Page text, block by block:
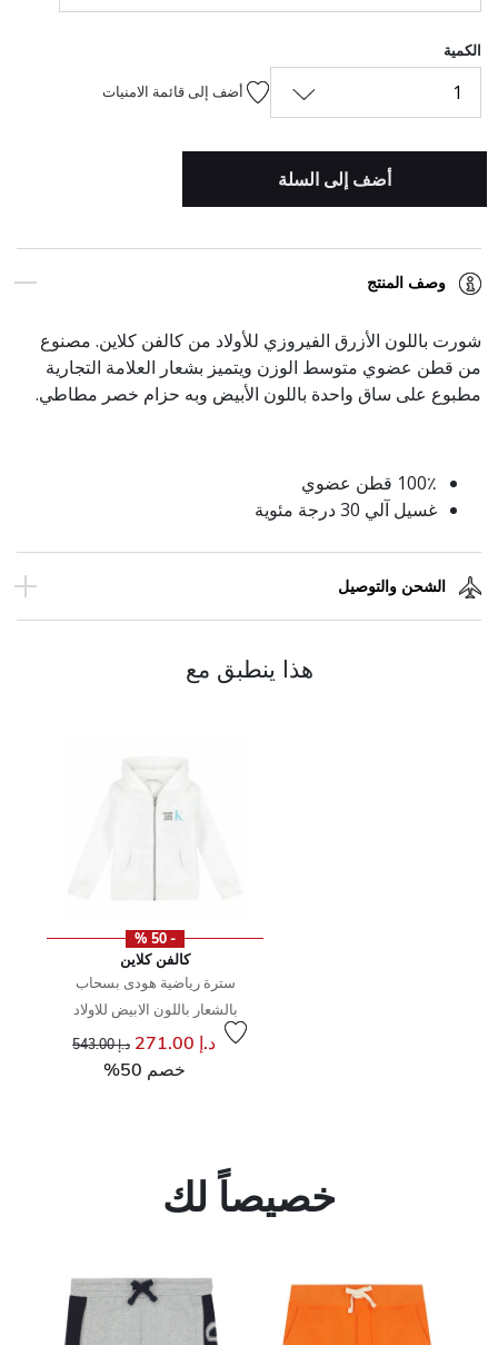
الكمية
1 أضف إلى قائمة الامنيات
أضف إلى السلة
وصف المنتج
شورت باللون الأزرق الفيروزي للأولاد من كالفن كلاين. مصنوع
من قطن عضوي متوسط الوزن ويتميز بشعار العلامة التجارية
مطبوع على ساق واحدة باللون الأبيض وبه حزام خصر مطاطي.
100٪ قطن عضوي
غسيل آلي 30 درجة مئوية
الشحن والتوصيل
هذا ينطبق مع
- 50 %
كالفن كلاين
سترة رياضية هودى بسحاب
بالشعار باللون الابيض للاولاد
د.إ 271.00 سعر مخفض مند.إ 543.00
خصم 50%
خصيصاً لك